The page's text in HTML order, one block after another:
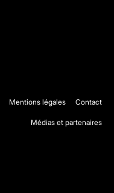
Mentions légales Contact
Médias et partenaires